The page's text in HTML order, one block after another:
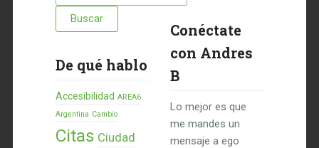
De qué hablo
Accesibilidad AREA6
Argentina Cambio
Citas Ciudad
Conéctate
con Andres
B
Lo mejor es que
me mandes un
mensaje a ego